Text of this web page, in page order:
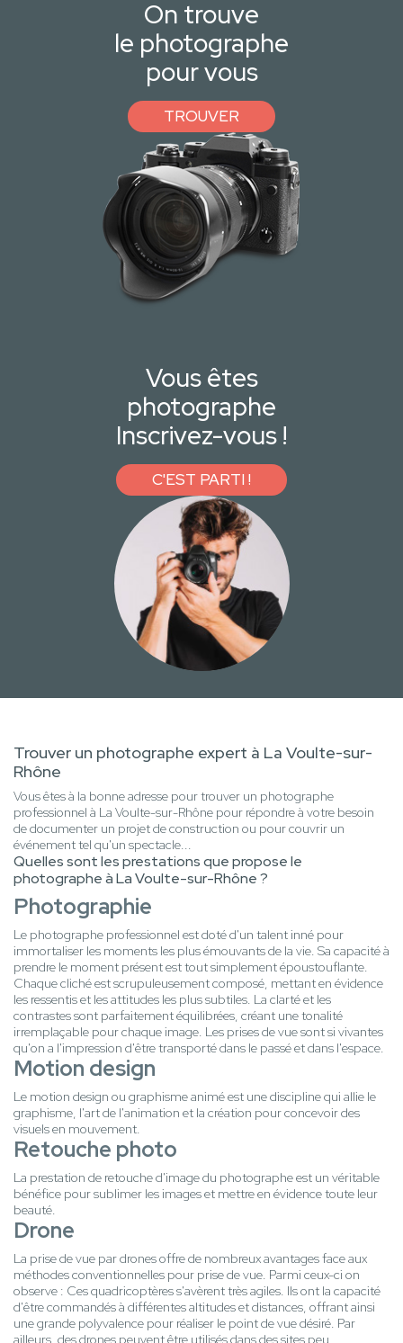
On trouve
le photographe
pour vous
TROUVER
Vous êtes
photographe
Inscrivez-vous !
C'EST PARTI !
Trouver un photographe expert à La Voulte-sur-
Rhône
Vous êtes à la bonne adresse pour trouver un photographe
professionnel à La Voulte-sur-Rhône pour répondre à votre besoin
de documenter un projet de construction ou pour couvrir un
événement tel qu'un spectacle...
Quelles sont les prestations que propose le
photographe à La Voulte-sur-Rhône ?
Photographie
Le photographe professionnel est doté d'un talent inné pour
immortaliser les moments les plus émouvants de la vie. Sa capacité à
prendre le moment présent est tout simplement époustouflante.
Chaque cliché est scrupuleusement composé, mettant en évidence
les ressentis et les attitudes les plus subtiles. La clarté et les
contrastes sont parfaitement équilibrées, créant une tonalité
irremplaçable pour chaque image. Les prises de vue sont si vivantes
qu'on a l'impression d'être transporté dans le passé et dans l'espace.
Motion design
Le motion design ou graphisme animé est une discipline qui allie le
graphisme, l'art de l'animation et la création pour concevoir des
visuels en mouvement.
Retouche photo
La prestation de retouche d'image du photographe est un véritable
bénéfice pour sublimer les images et mettre en évidence toute leur
beauté.
Drone
La prise de vue par drones offre de nombreux avantages face aux
méthodes conventionnelles pour prise de vue. Parmi ceux-ci on
observe : Ces quadricoptères s'avèrent très agiles. Ils ont la capacité
d'être commandés à différentes altitudes et distances, offrant ainsi
une grande polyvalence pour réaliser le point de vue désiré. Par
ailleurs, des drones peuvent être utilisés dans des sites peu